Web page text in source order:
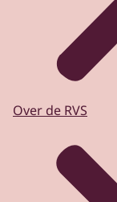
Over de RVS